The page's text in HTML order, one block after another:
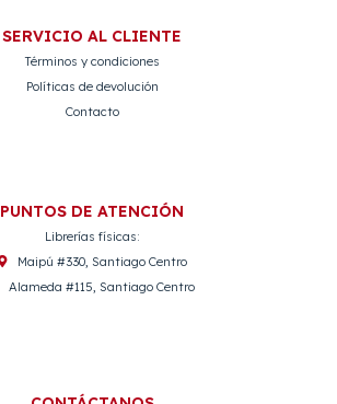
SERVICIO AL CLIENTE
Términos y condiciones
Políticas de devolución
Contacto
PUNTOS DE ATENCIÓN
Librerías físicas:
Maipú #330, Santiago Centro
Alameda #115, Santiago Centro